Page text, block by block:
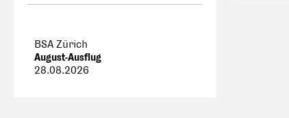
BSA Zürich
August-Ausflug
28.08.2026